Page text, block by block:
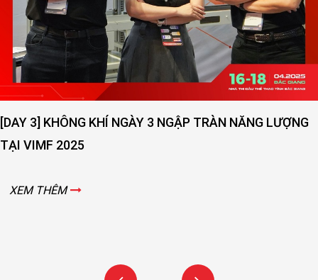
TRÀN NĂNG LƯỢNG
[DAY 2] SỨC NÓNG NGÀY